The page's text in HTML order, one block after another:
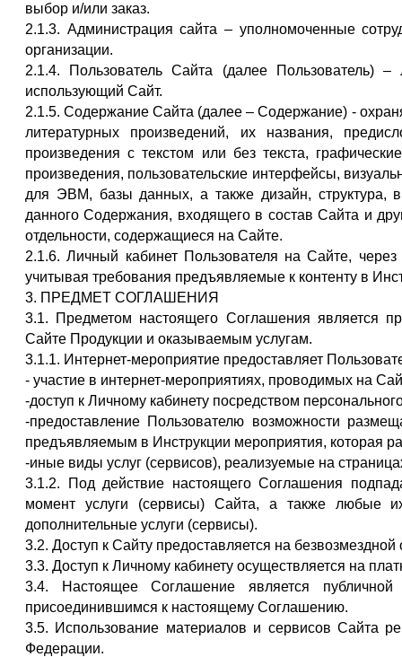
выбор и/или заказ.
2.1.3. Администрация сайта – уполномоченные
организации.
2.1.4. Пользователь Сайта (далее Пользователь)
использующий Сайт.
2.1.5. Содержание Сайта (далее – Содержание) -
литературных произведений, их названия,
произведения с текстом или без текста,
произведения, пользовательские интерфейсы,
для ЭВМ, базы данных, а также дизайн, структура,
данного Содержания, входящего в состав Сайта и
отдельности, содержащиеся на Сайте.
2.1.6. Личный кабинет Пользователя на Сайте,
учитывая требования предъявляемые к контенту в
3. ПРЕДМЕТ СОГЛАШЕНИЯ
3.1. Предметом настоящего Соглашения является
Сайте Продукции и оказываемым услугам.
3.1.1. Интернет-мероприятие предоставляет
- участие в интернет-мероприятиях, проводимых на
-доступ к Личному кабинету посредством
-предоставление Пользователю возможности
предъявляемым в Инструкции мероприятия, которая
-иные виды услуг (сервисов), реализуемые на
3.1.2. Под действие настоящего Соглашения
момент услуги (сервисы) Сайта, а также любые
дополнительные услуги (сервисы).
3.2. Доступ к Сайту предоставляется на безвозмездной
3.3. Доступ к Личному кабинету осуществляется на
3.4. Настоящее Соглашение является
присоединившимся к настоящему Соглашению.
3.5. Использование материалов и сервисов Сайта
Федерации.